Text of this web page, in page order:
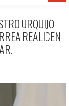
URQUIJO
REALICEN